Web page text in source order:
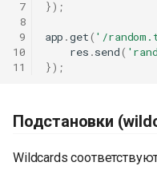
7
8
9
10
11
});
app .get( '/
res .send(
});
Подстановки
Wildcards